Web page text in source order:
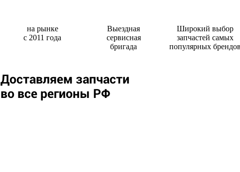
на рынке
с 2011 года
Выездная
сервисная
бригада
Широкий выбор
запчастей самых
популярных брендов
Доставляем запчасти
во все регионы РФ